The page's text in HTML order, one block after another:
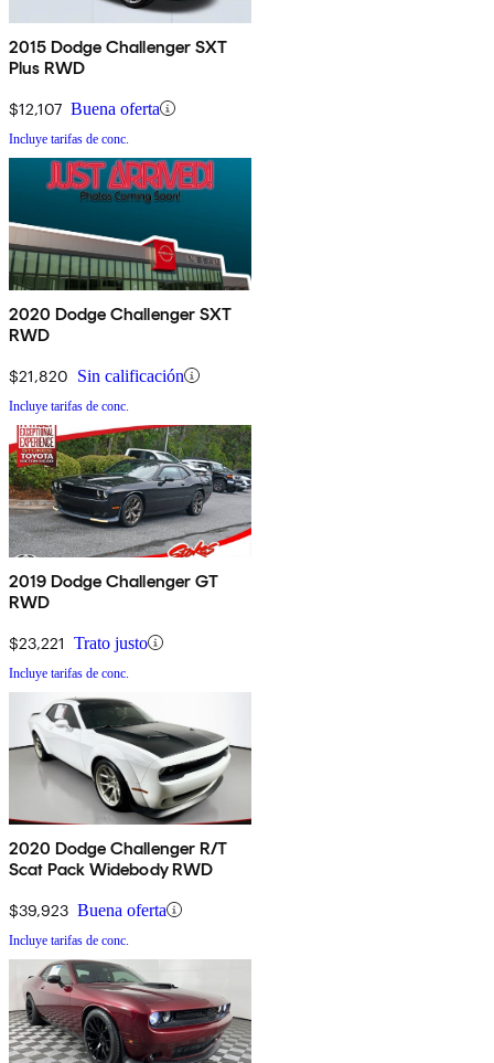
2015 Dodge Challenger SXT
Plus RWD
$12,107 Buena oferta
Incluye tarifas de conc.
2020 Dodge Challenger SXT
RWD
$21,820 Sin calificación
Incluye tarifas de conc.
2019 Dodge Challenger GT
RWD
$23,221 Trato justo
Incluye tarifas de conc.
2020 Dodge Challenger R/T
Scat Pack Widebody RWD
$39,923 Buena oferta
Incluye tarifas de conc.